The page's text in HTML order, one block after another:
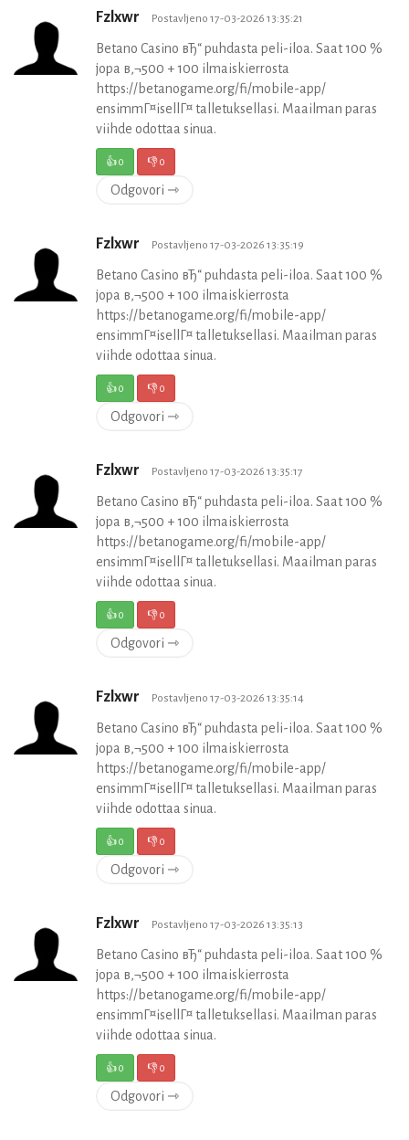
Fzlxwr Postavljeno 17-03-2026 13:35:21
Betano Casino вЂ“ puhdasta peli-iloa. Saat 100 %
jopa в‚¬500 + 100 ilmaiskierrosta
https://betanogame.org/fi/mobile-app/
ensimmГ¤isellГ¤ talletuksellasi. Maailman paras
viihde odottaa sinua.
👍0 👎0
Odgovori ⇾
Fzlxwr Postavljeno 17-03-2026 13:35:19
Betano Casino вЂ“ puhdasta peli-iloa. Saat 100 %
jopa в‚¬500 + 100 ilmaiskierrosta
https://betanogame.org/fi/mobile-app/
ensimmГ¤isellГ¤ talletuksellasi. Maailman paras
viihde odottaa sinua.
👍0 👎0
Odgovori ⇾
Fzlxwr Postavljeno 17-03-2026 13:35:17
Betano Casino вЂ“ puhdasta peli-iloa. Saat 100 %
jopa в‚¬500 + 100 ilmaiskierrosta
https://betanogame.org/fi/mobile-app/
ensimmГ¤isellГ¤ talletuksellasi. Maailman paras
viihde odottaa sinua.
👍0 👎0
Odgovori ⇾
Fzlxwr Postavljeno 17-03-2026 13:35:14
Betano Casino вЂ“ puhdasta peli-iloa. Saat 100 %
jopa в‚¬500 + 100 ilmaiskierrosta
https://betanogame.org/fi/mobile-app/
ensimmГ¤isellГ¤ talletuksellasi. Maailman paras
viihde odottaa sinua.
👍0 👎0
Odgovori ⇾
Fzlxwr Postavljeno 17-03-2026 13:35:13
Betano Casino вЂ“ puhdasta peli-iloa. Saat 100 %
jopa в‚¬500 + 100 ilmaiskierrosta
https://betanogame.org/fi/mobile-app/
ensimmГ¤isellГ¤ talletuksellasi. Maailman paras
viihde odottaa sinua.
👍0 👎0
Odgovori ⇾